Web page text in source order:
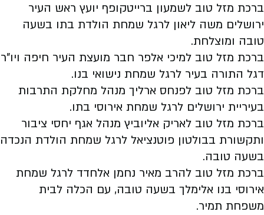
ברכת מזל טוב לשמעון ברייטקופף יועץ ראש העיר
ירושלים משה ליאון לרגל שמחת הולדת בתו בשעה
טובה ומוצלחת.
ברכת מזל טוב למיכי אלפר חבר מועצת העיר חיפה ויו"ר
דגל התורה בעיר לרגל שמחת נישואי בנו.
ברכת מזל טוב לפנחס ארליך מנהל מחלקת התרבות
בעיריית ירושלים לרגל שמחת אירוסי בתו.
ברכת מזל טוב לאריק אליוביץ מנהל אגף יחסי ציבור
ותקשורת בבולטון פוטנציאל לרגל שמחת הולדת הנכדה
בשעה טובה.
ברכת מזל טוב להרב מאיר נחמן אלחדד לרגל שמחת
אירוסי בנו אלימלך בשעה טובה, עם הכלה לבית
משפחת תמיר.